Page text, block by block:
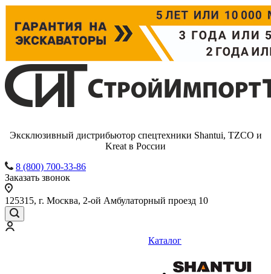
Эксклюзивный дистрибьютор спецтехники Shantui, TZCO и
Kreat в России
8 (800) 700-33-86
Заказать звонок
125315, г. Москва, 2-ой Амбулаторный проезд 10
Каталог